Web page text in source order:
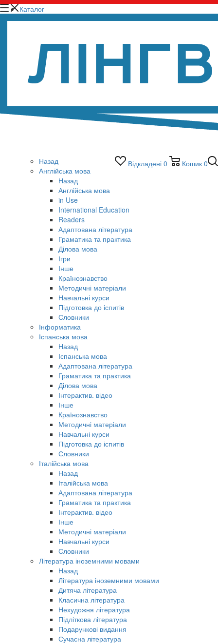
Відкладені 0 Кошик 0
Каталог
Назад
Англійська мова
Назад
Англійська мова
in Use
International Education
Readers
Адаптована література
Граматика та практика
Ділова мова
Ігри
Інше
Країнознавство
Методичні матеріали
Навчальні курси
Підготовка до іспитів
Словники
Інформатика
Іспанська мова
Назад
Іспанська мова
Адаптована література
Граматика та практика
Ділова мова
Інтерактив. відео
Інше
Країнознавство
Методичні матеріали
Навчальні курси
Підготовка до іспитів
Словники
Італійська мова
Назад
Італійська мова
Адаптована література
Граматика та практика
Інтерактив. відео
Інше
Методичні матеріали
Навчальні курси
Словники
Література іноземними мовами
Назад
Література іноземними мовами
Дитяча література
Класична література
Нехудожня література
Підліткова література
Подарункові видання
Сучасна література